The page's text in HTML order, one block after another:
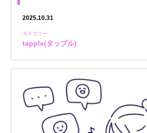
2025.10.31
カテゴリー
tapple(タップル)